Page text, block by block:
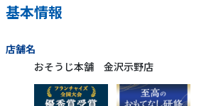
基本情報
店舗名
おそうじ本舗 金沢示野店